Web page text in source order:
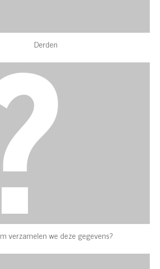
Derden
verzamelen we deze gegevens?